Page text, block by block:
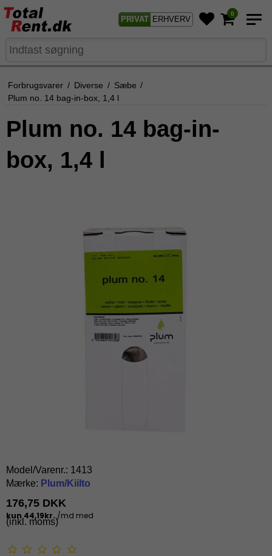
PRIVAT ERHVERV
0
Forbrugsvarer / Diverse / Sæbe /
Plum no. 14 bag-in-box, 1,4 l
Plum no. 14 bag-in-
box, 1,4 l
Model/Varenr.: 1413
Mærke: Plum/Kiilto
176,75 DKK
(inkl. moms)